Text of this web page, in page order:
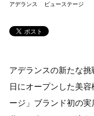
アデランス ビューステージ
アデランスの新たな
日にオープンした美
ージ」ブランド初の